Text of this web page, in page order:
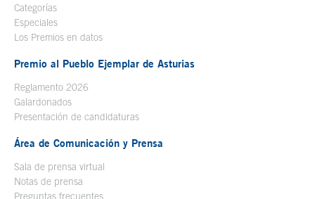
Categorías
Especiales
Los Premios en datos
Premio al Pueblo Ejemplar de Asturias
Reglamento 2026
Galardonados
Presentación de candidaturas
Área de Comunicación y Prensa
Sala de prensa virtual
Notas de prensa
Preguntas frecuentes